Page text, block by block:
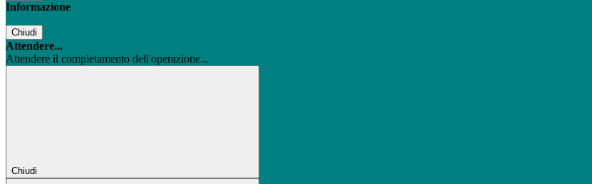
Informazione
Chiudi
Attendere...
Attendere il completamento dell'operazione...
Chiudi